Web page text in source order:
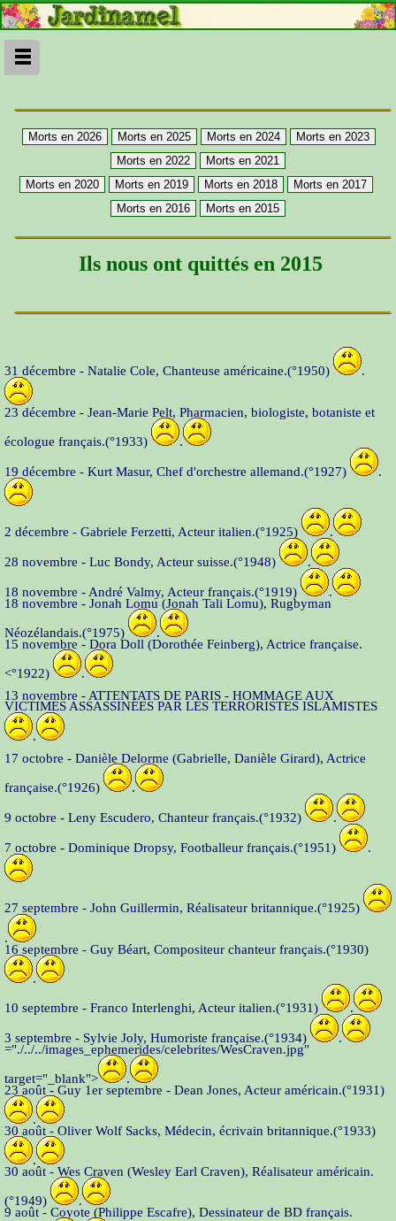
Ils nous ont quittés en 2015
31 décembre - Natalie Cole, Chanteuse américaine.(°1950) .
23 décembre - Jean-Marie Pelt, Pharmacien, biologiste, botaniste et
écologue français.(°1933) .
19 décembre - Kurt Masur, Chef d'orchestre allemand.(°1927) .
2 décembre - Gabriele Ferzetti, Acteur italien.(°1925) .
28 novembre - Luc Bondy, Acteur suisse.(°1948) .
18 novembre - André Valmy, Acteur français.(°1919)
.
18 novembre - Jonah Lomu (Jonah Tali Lomu), Rugbyman
Néozélandais.(°1975)
.
15 novembre - Dora Doll (Dorothée Feinberg), Actrice française.
<°1922)
.
13 novembre - ATTENTATS DE PARIS - HOMMAGE AUX
VICTIMES ASSASSINÉES PAR LES TERRORISTES ISLAMISTES -
.
17 octobre - Danièle Delorme (Gabrielle, Danièle Girard), Actrice
française.(°1926) .
9 octobre - Leny Escudero, Chanteur français.(°1932) .
7 octobre - Dominique Dropsy, Footballeur français.(°1951) .
27 septembre - John Guillermin, Réalisateur britannique.(°1925)
.
16 septembre - Guy Béart, Compositeur chanteur français.(°1930)
.
10 septembre - Franco Interlenghi, Acteur italien.(°1931) .
3 septembre - Sylvie Joly, Humoriste française.(°1934)
.
="./../../images_ephemerides/celebrites/WesCraven.jpg"
target="_blank">
.
23 août - Guy 1er septembre - Dean Jones, Acteur américain.(°1931)
.
30 août - Oliver Wolf Sacks, Médecin, écrivain britannique.(°1933)
.
30 août - Wes Craven (Wesley Earl Craven), Réalisateur américain.
(°1949)
.
9 août - Coyote (Philippe Escafre), Dessinateur de BD français.